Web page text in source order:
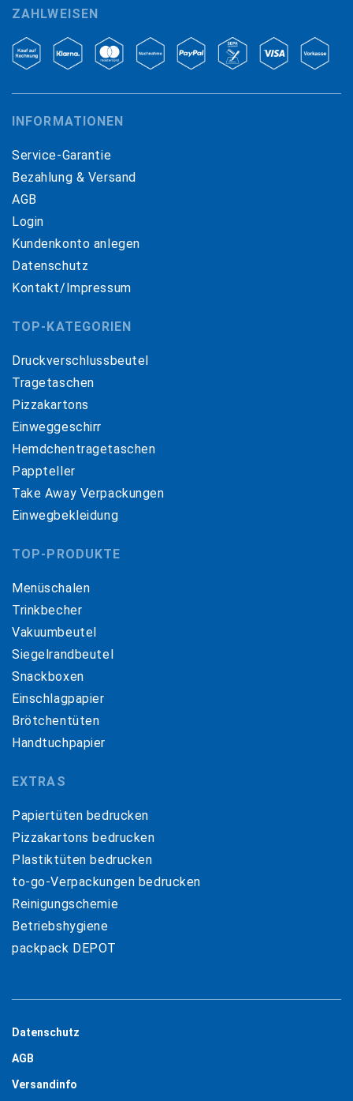
ZAHLWEISEN
INFORMATIONEN
Service-Garantie
Bezahlung & Versand
AGB
Login
Kundenkonto anlegen
Datenschutz
Kontakt/Impressum
TOP-KATEGORIEN
Druckverschlussbeutel
Tragetaschen
Pizzakartons
Einweggeschirr
Hemdchentragetaschen
Pappteller
Take Away Verpackungen
Einwegbekleidung
TOP-PRODUKTE
Menüschalen
Trinkbecher
Vakuumbeutel
Siegelrandbeutel
Snackboxen
Einschlagpapier
Brötchentüten
Handtuchpapier
EXTRAS
Papiertüten bedrucken
Pizzakartons bedrucken
Plastiktüten bedrucken
to-go-Verpackungen bedrucken
Reinigungschemie
Betriebshygiene
packpack DEPOT
Datenschutz
AGB
Versandinfo